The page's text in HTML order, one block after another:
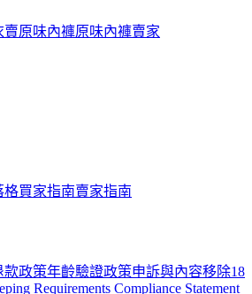
賣原味內褲原味內褲賣家
格買家指南賣家指南
款政策年齡驗證政策申訴與內容移除18
Requirements Compliance Statement